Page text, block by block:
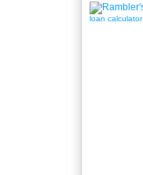
loan calculator